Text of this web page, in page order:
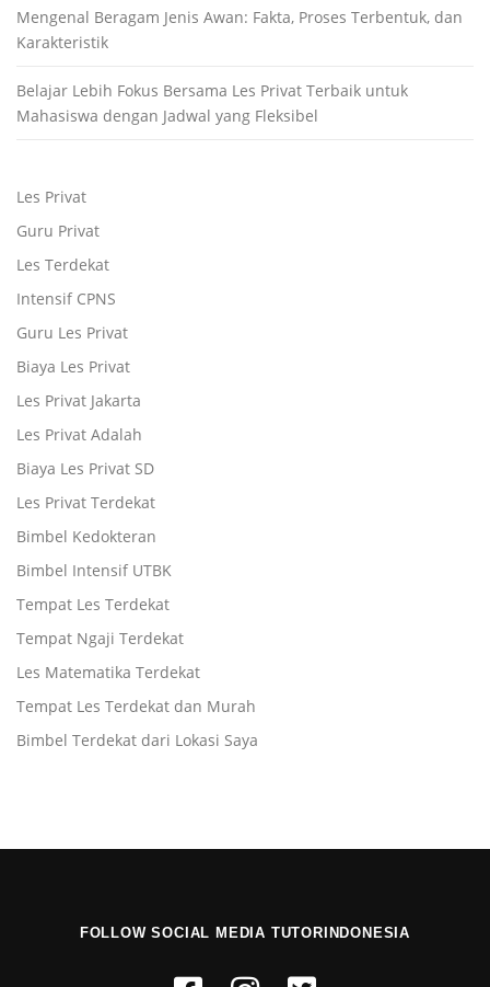
Mengenal Beragam Jenis Awan: Fakta, Proses Terbentuk, dan
Karakteristik
Belajar Lebih Fokus Bersama Les Privat Terbaik untuk
Mahasiswa dengan Jadwal yang Fleksibel
Les Privat
Guru Privat
Les Terdekat
Intensif CPNS
Guru Les Privat
Biaya Les Privat
Les Privat Jakarta
Les Privat Adalah
Biaya Les Privat SD
Les Privat Terdekat
Bimbel Kedokteran
Bimbel Intensif UTBK
Tempat Les Terdekat
Tempat Ngaji Terdekat
Les Matematika Terdekat
Tempat Les Terdekat dan Murah
Bimbel Terdekat dari Lokasi Saya
FOLLOW SOCIAL MEDIA TUTORINDONESIA